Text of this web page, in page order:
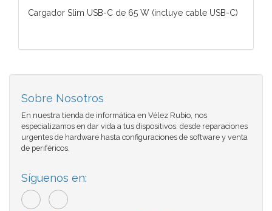
Cargador Slim USB-C de 65 W (incluye cable USB-C)
Sobre Nosotros
En nuestra tienda de informática en Vélez Rubio, nos
especializamos en dar vida a tus dispositivos. desde reparaciones
urgentes de hardware hasta configuraciones de software y venta
de periféricos.
Síguenos en: